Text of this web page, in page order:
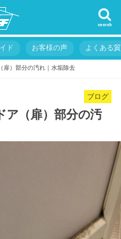
search
ド お客様の声 よくある
扉）部分の汚れ｜水垢除去
ブログ
ア（扉）部分の汚